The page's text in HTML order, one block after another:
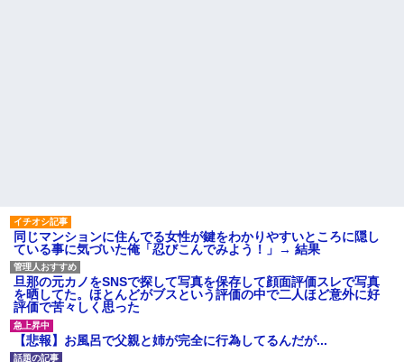
同じマンションに住んでる女性が鍵をわかりやすいところに隠し
ている事に気づいた俺「忍びこんでみよう！」→ 結果
旦那の元カノをSNSで探して写真を保存して顔面評価スレで写真
を晒してた。ほとんどがブスという評価の中で二人ほど意外に好
評価で苦々しく思った
【悲報】お風呂で父親と姉が完全に行為してるんだが...